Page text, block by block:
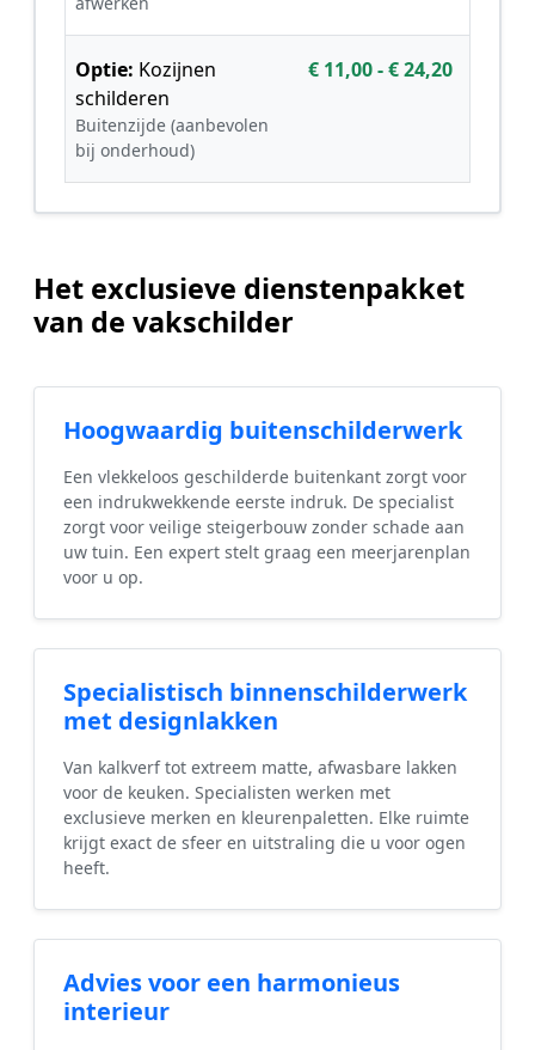
Optie: Kozijnen
schilderen
Buitenzijde (aanbevolen
bij onderhoud)
€ 11,00 - € 24,20
Het exclusieve dienstenpakket
van de vakschilder
Hoogwaardig buitenschilderwerk
Een vlekkeloos geschilderde buitenkant zorgt voor
een indrukwekkende eerste indruk. De specialist
zorgt voor veilige steigerbouw zonder schade aan
uw tuin. Een expert stelt graag een meerjarenplan
voor u op.
Specialistisch binnenschilderwerk
met designlakken
Van kalkverf tot extreem matte, afwasbare lakken
voor de keuken. Specialisten werken met
exclusieve merken en kleurenpaletten. Elke ruimte
krijgt exact de sfeer en uitstraling die u voor ogen
heeft.
Advies voor een harmonieus
interieur